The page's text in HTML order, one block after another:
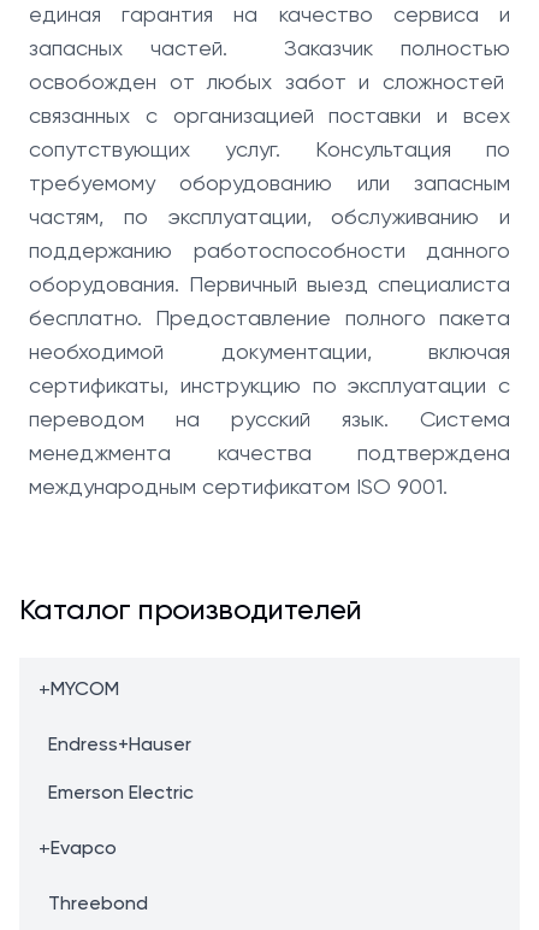
единая гарантия на качество сервиса и
запасных частей. Заказчик полностью
освобожден от любых забот и сложностей
связанных с организацией поставки и всех
сопутствующих услуг. Консультация по
требуемому оборудованию или запасным
частям, по эксплуатации, обслуживанию и
поддержанию работоспособности данного
оборудования. Первичный выезд специалиста
бесплатно. Предоставление полного пакета
необходимой документации, включая
сертификаты, инструкцию по эксплуатации с
переводом на русский язык. Система
менеджмента качества подтверждена
международным сертификатом ISO 9001.
Каталог производителей
+MYCOM
Endress+Hauser
Emerson Electric
+Evapco
Threebond